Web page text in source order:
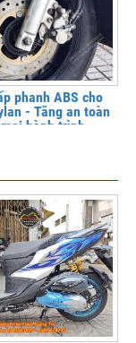
phanh ABS cho
- Tăng an toàn
hành trình